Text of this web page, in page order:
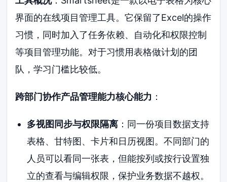
界面的在线项目管理工具。它保留了Excel的操作
习惯，同时加入了任务依赖、自动化和权限控制
等项目管理功能。对于习惯用表格做计划的团
队，学习门槛比较低。
跨部门协作产品管理能力核心能力 ：
多视图同步与权限隔离：同一份项目数据支持
表格、甘特图、卡片和日历视图。不同部门的
人员可以看同一张表，但能按列或按行设置独
立的查看与编辑权限，保护业务数据不越权。